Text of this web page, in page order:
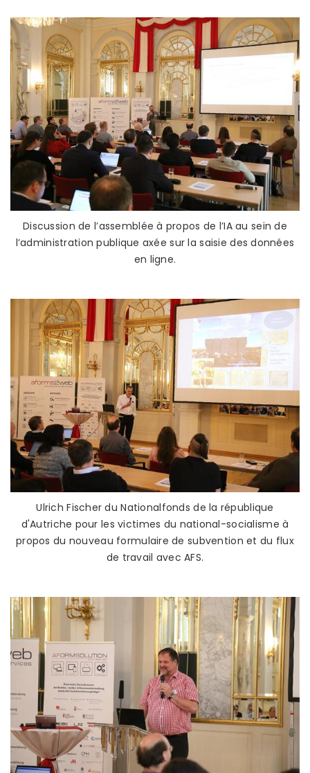
Discussion de l’assemblée à propos de l’IA au sein de
l’administration publique axée sur la saisie des données
en ligne.
Ulrich Fischer du Nationalfonds de la république
d'Autriche pour les victimes du national-socialisme à
propos du nouveau formulaire de subvention et du flux
de travail avec AFS.